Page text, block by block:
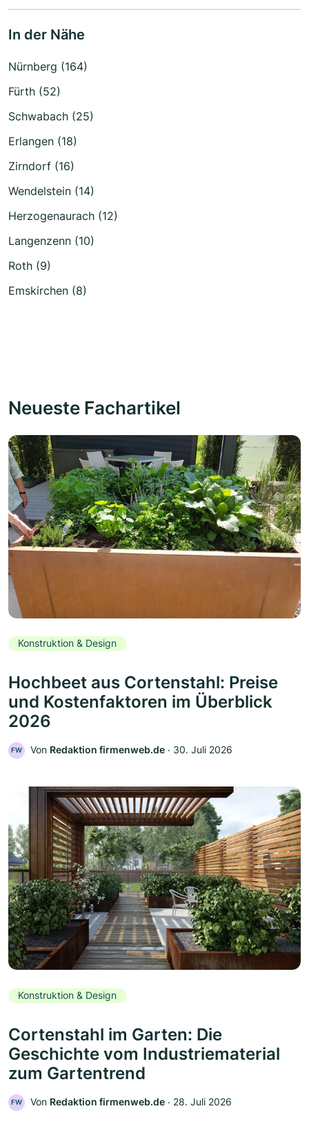
In der Nähe
Nürnberg (164)
Fürth (52)
Schwabach (25)
Erlangen (18)
Zirndorf (16)
Wendelstein (14)
Herzogenaurach (12)
Langenzenn (10)
Roth (9)
Emskirchen (8)
Neueste Fachartikel
Konstruktion & Design
Hochbeet aus Cortenstahl: Preise
und Kostenfaktoren im Überblick
2026
FW Von Redaktion firmenweb.de ‧ 30. Juli 2026
Konstruktion & Design
Cortenstahl im Garten: Die
Geschichte vom Industriematerial
zum Gartentrend
FW Von Redaktion firmenweb.de ‧ 28. Juli 2026